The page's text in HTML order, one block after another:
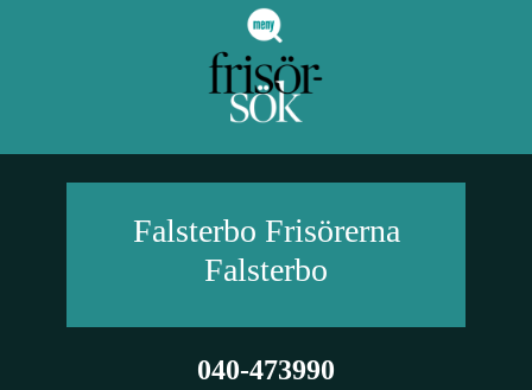
Falsterbo Frisörerna
Falsterbo
040-473990